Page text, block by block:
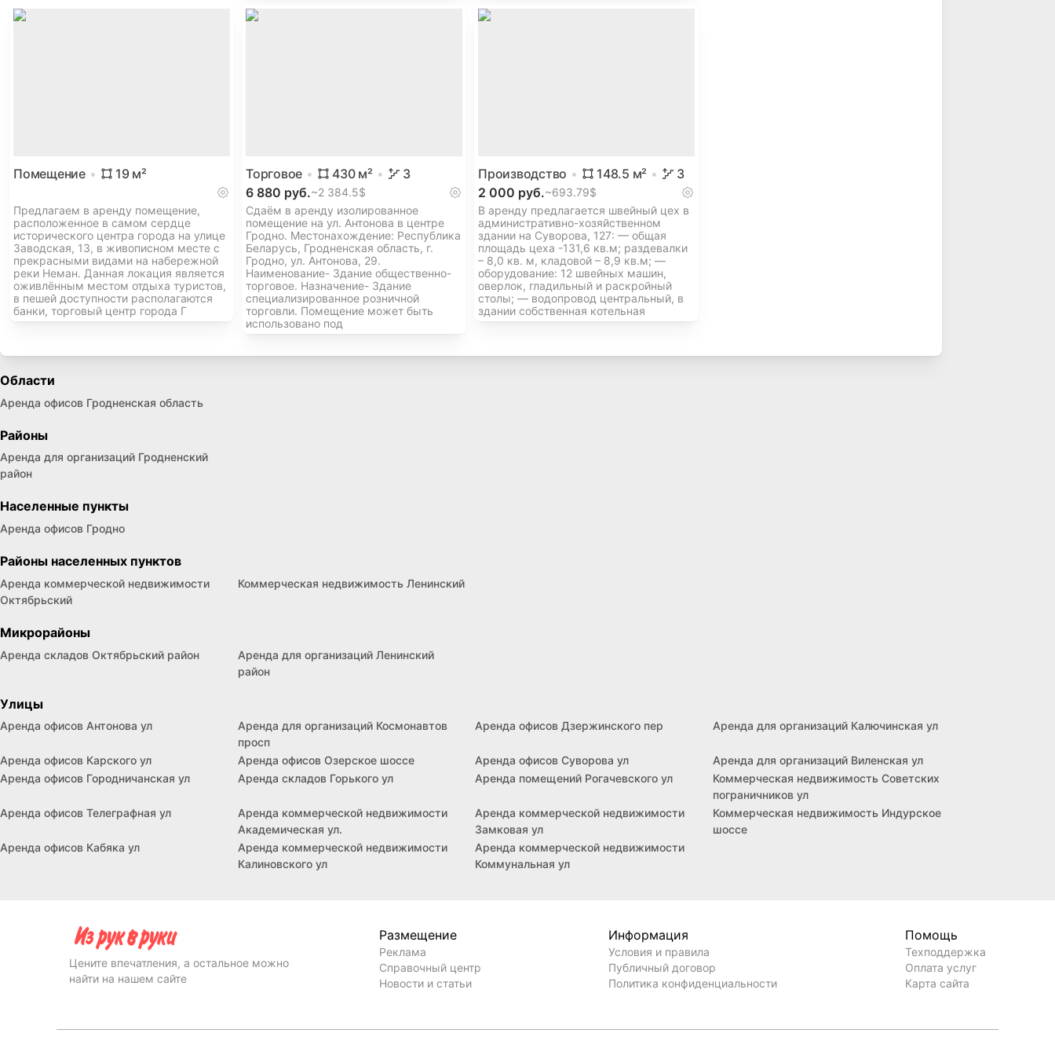
Помещение 19м²
Предлагаем в аренду помещение,
расположенное в самом сердце
исторического центра города на улице
Заводская, 13, в живописном месте с
прекрасными видами на набережной
реки Неман. Данная локация является
оживлённым местом отдыха туристов,
в пешей доступности располагаются
банки, торговый центр города Г
Торговое 430м²
3
6 880 руб.~2 384.5$
Сдаём в аренду изолированное
помещение на ул. Антонова в центре
Гродно. Местонахождение: Республика
Беларусь, Гродненская область, г.
Гродно, ул. Антонова, 29.
Наименование- Здание общественно-
торговое. Назначение- Здание
специализированное розничной
торговли. Помещение может быть
использовано под
Производство 148.5 м²
3
2 000 руб.~693.79$
В аренду предлагается швейный цех в
административно-хозяйственном
здании на Суворова, 127: — общая
площадь цеха -131,6 кв.м; раздевалки
– 8,0 кв. м, кладовой – 8,9 кв.м; —
оборудование: 12 швейных машин,
оверлок, гладильный и раскройный
столы; — водопровод центральный, в
здании собственная котельная
Области
Аренда офисов Гродненская область
Районы
Аренда для организаций Гродненский
район
Населенные пункты
Аренда офисов Гродно
Районы населенных пунктов
Аренда коммерческой недвижимости
Октябрьский
Коммерческая недвижимость Ленинский
Микрорайоны
Аренда складов Октябрьский район
Аренда для организаций Ленинский
район
Улицы
Аренда офисов Антонова ул
Аренда для организаций Космонавтов
просп
Аренда офисов Дзержинского пер Аренда для организаций Калючинская ул
Аренда офисов Карского ул Аренда офисов Озерское шоссе Аренда офисов Суворова ул
Аренда для организаций Виленская ул
Аренда офисов Городничанская ул
Аренда складов Горького ул Аренда помещений Рогачевского ул
Коммерческая недвижимость Советских
пограничников ул
Аренда офисов Телеграфная ул
Аренда коммерческой недвижимости
Академическая ул.
Аренда коммерческой недвижимости
Замковая ул
Коммерческая недвижимость Индурское
шоссе
Аренда офисов Кабяка ул
Аренда коммерческой недвижимости
Калиновского ул
Аренда коммерческой недвижимости
Коммунальная ул
Цените впечатления, а остальное можно
найти на нашем сайте
Размещение
Реклама
Справочный центр
Новости и статьи
Информация
Условия и правила
Публичный договор
Политика конфиденциальности
Помощь
Техподдержка
Оплата услуг
Карта сайта